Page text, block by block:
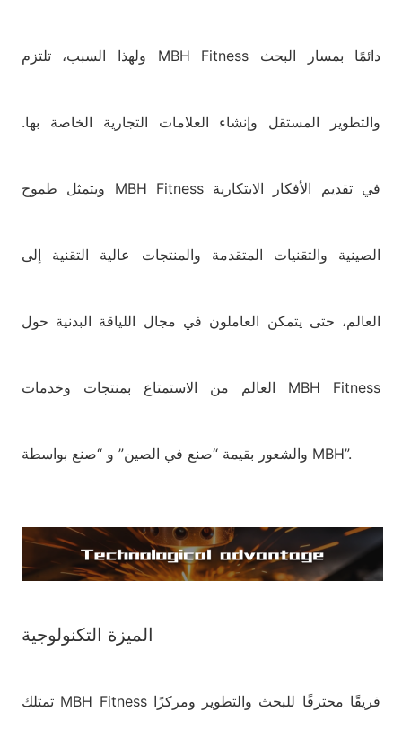
ولهذا السبب، تلتزم MBH Fitness دائمًا بمسار البحث
والتطوير المستقل وإنشاء العلامات التجارية الخاصة بها.
ويتمثل طموح MBH Fitness في تقديم الأفكار الابتكارية
الصينية والتقنيات المتقدمة والمنتجات عالية التقنية إلى
العالم، حتى يتمكن العاملون في مجال اللياقة البدنية حول
العالم من الاستمتاع بمنتجات وخدمات MBH Fitness
والشعور بقيمة “صنع في الصين” و “صنع بواسطة MBH”.
الميزة التكنولوجية
تمتلك MBH Fitness فريقًا محترفًا للبحث والتطوير ومركزًا